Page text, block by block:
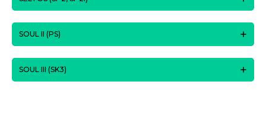
SOUL II (PS)
SOUL III (SK3)